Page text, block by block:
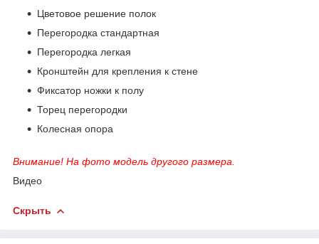
Цветовое решение полок
Перегородка стандартная
Перегородка легкая
Кронштейн для крепления к стене
Фиксатор ножки к полу
Торец перегородки
Колесная опора
Внимание! На фото модель другого размера.
Видео
Скрыть